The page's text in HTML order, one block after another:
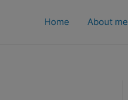
Home About me